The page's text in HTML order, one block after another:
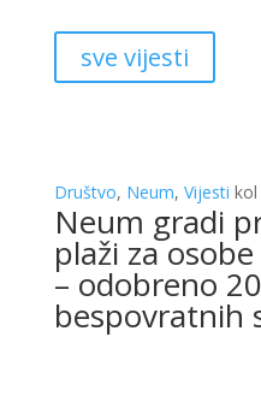
sve vijesti
Društvo, Neum, Vijesti kol
Neum gradi
plaži za
– odobreno
bespovratnih